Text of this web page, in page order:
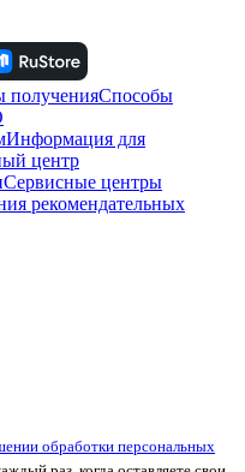
полученияСпособы
Информация для
центр
Сервисные центры
рекомендательных
обработки персональных